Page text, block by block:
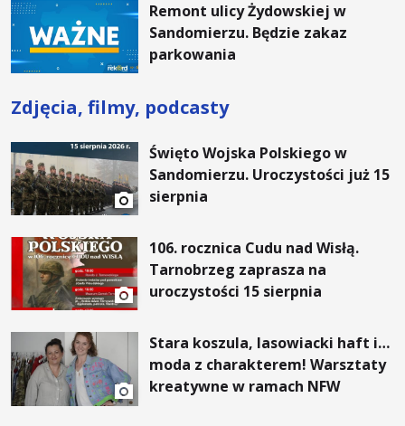
Remont ulicy Żydowskiej w
Sandomierzu. Będzie zakaz
parkowania
Zdjęcia, filmy, podcasty
Święto Wojska Polskiego w
Sandomierzu. Uroczystości już 15
sierpnia
106. rocznica Cudu nad Wisłą.
Tarnobrzeg zaprasza na
uroczystości 15 sierpnia
Stara koszula, lasowiacki haft i…
moda z charakterem! Warsztaty
kreatywne w ramach NFW